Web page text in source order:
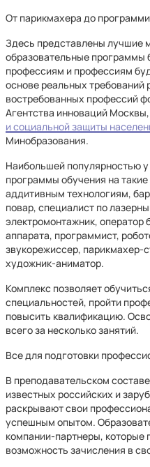
От парикмахера до
Здесь представлены лучшие
образовательные программы
профессиям и профессиям
основе реальных требований
востребованных профессий
Агентства инноваций Москвы,
и социальной защиты
Минобразования.
Наибольшей популярностью
программы обучения на
аддитивным технологиям,
повар, специалист по
электромонтажник, оператор
аппарата, программист,
звукорежиссер, парикмахер-
художник-аниматор.
Комплекс позволяет
специальностей, пройти
повысить квалификацию.
всего за несколько занятий.
Все для подготовки
В преподавательском
известных российских и
раскрывают свои
успешным опытом.
компании-партнеры, которые
возможность зачисления в